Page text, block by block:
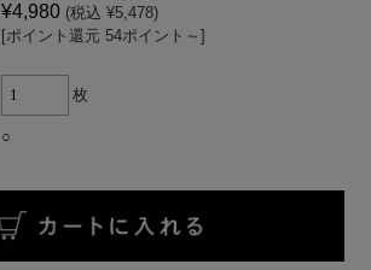
¥4,980 (税込 ¥5,478)
[ポイント還元 54ポイント～]
枚
○